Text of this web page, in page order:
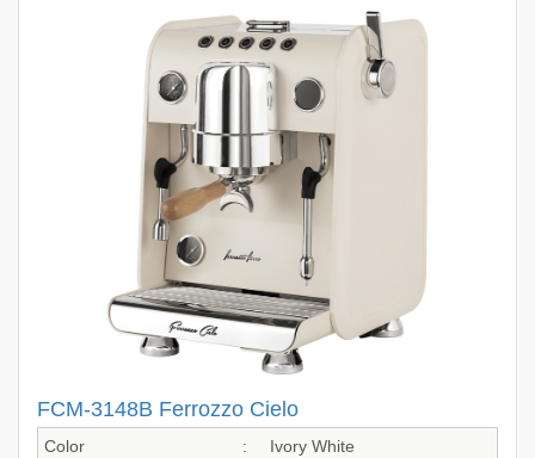
FCM-3148B Ferrozzo Cielo
Color :
Ivory White